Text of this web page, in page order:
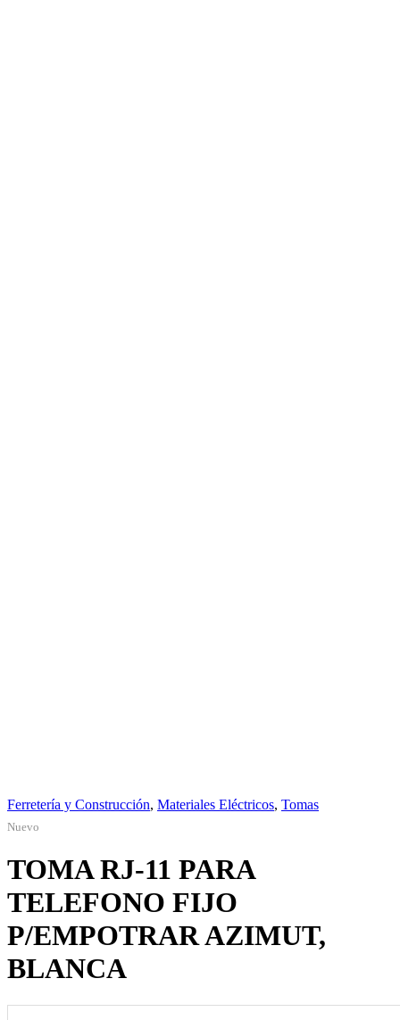
Ferretería y Construcción, Materiales Eléctricos, Tomas
Nuevo
TOMA RJ-11 PARA
TELEFONO FIJO
P/EMPOTRAR AZIMUT,
BLANCA